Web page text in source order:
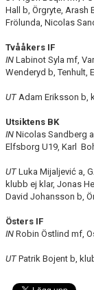
Hall b, Örgryte, Arash
Frölunda, Nicolas
Tvååkers IF
IN Labinot Syla mf,
Wenderyd b, Tenhult,
UT Adam Eriksson b,
Utsiktens BK
IN Nicolas Sandberg
Elfsborg U19, Karl
UT Luka Mijaljević a,
klubb ej klar, Jonas
David Johansson b,
Östers IF
IN Robin Östlind mf,
UT Patrik Bojent b,